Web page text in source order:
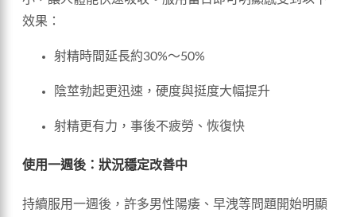
效果：
射精時間延長約30%～50%
陰莖勃起更迅速，硬度與挺度大幅提升
射精更有力，事後不疲勞、恢復快
使用一週後：狀況穩定改善中
持續服用一週後，許多男性陽痿、早洩等問題開始明顯